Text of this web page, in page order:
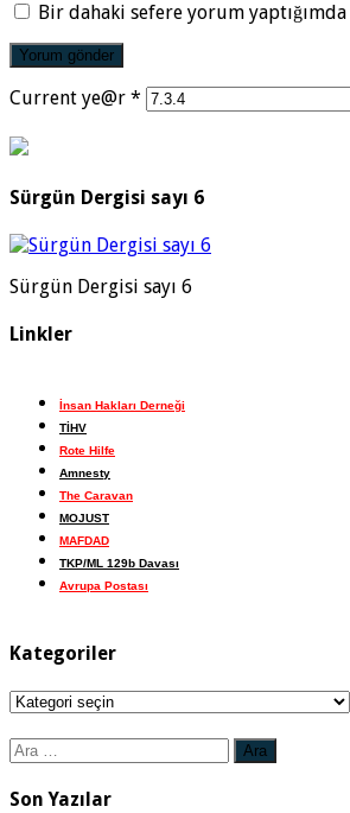
Bir dahaki sefere yorum
Current ye@r *
Sürgün Dergisi sayı 6
Sürgün Dergisi sayı 6
Linkler
İnsan Hakları Derneği
TİHV
Rote Hilfe
Amnesty
The Caravan
MOJUST
MAFDAD
TKP/ML 129b Davası
Avrupa Postası
Kategoriler
Kategoriler
Arama:
Son Yazılar